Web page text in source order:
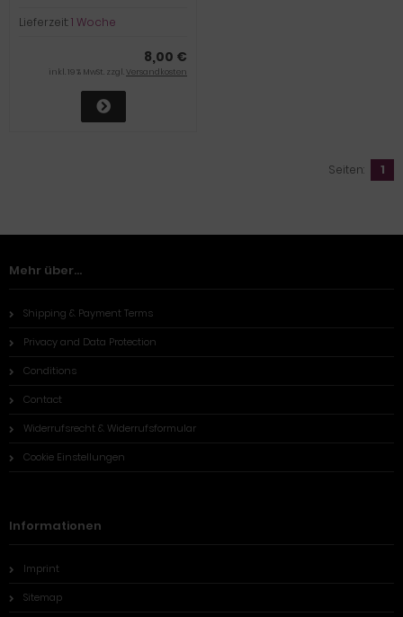
Lieferzeit:1 Woche
8,00 €
inkl. 19 % MwSt. zzgl.Versandkosten
Seiten: 1
Mehr über...
Shipping & Payment Terms
Privacy and Data Protection
Conditions
Contact
Widerrufsrecht & Widerrufsformular
Cookie Einstellungen
Informationen
Imprint
Sitemap